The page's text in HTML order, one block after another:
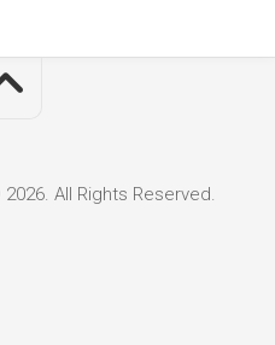
All Rights Reserved.